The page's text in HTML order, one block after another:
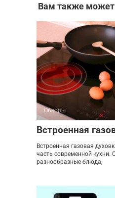
Вам также может
Обзоры
Встроенная
Встроенная газовая
часть современной кухни.
разнообразные блюда,